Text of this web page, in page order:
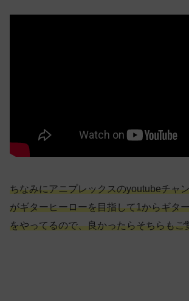
ちなみにアニプレックスのyoutubeチャ
がギターヒーローを目指して1からギタ
をやってるので、良かったらそちらもご